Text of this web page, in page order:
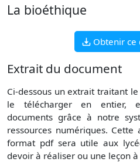
La bioéthique
Obtenir ce
Extrait du document
Ci-dessous un extrait traitant le
le télécharger en entier,
documents grâce à notre
ressources numériques.
format pdf sera utile aux
devoir à réaliser ou une leçon